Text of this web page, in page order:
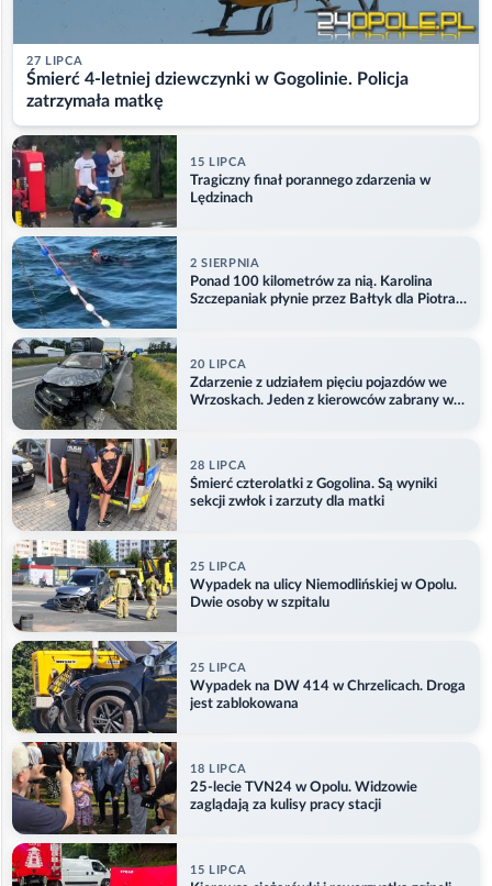
27 LIPCA
Śmierć 4-letniej dziewczynki w Gogolinie. Policja
zatrzymała matkę
15 LIPCA
Tragiczny finał porannego zdarzenia w
Lędzinach
2 SIERPNIA
Ponad 100 kilometrów za nią. Karolina
Szczepaniak płynie przez Bałtyk dla Piotra.
20 LIPCA
Zdarzenie z udziałem pięciu pojazdów we
Wrzoskach. Jeden z kierowców zabrany w
28 LIPCA
Śmierć czterolatki z Gogolina. Są wyniki
sekcji zwłok i zarzuty dla matki
25 LIPCA
Wypadek na ulicy Niemodlińskiej w Opolu.
Dwie osoby w szpitalu
25 LIPCA
Wypadek na DW 414 w Chrzelicach. Droga
jest zablokowana
18 LIPCA
25-lecie TVN24 w Opolu. Widzowie
zaglądają za kulisy pracy stacji
15 LIPCA